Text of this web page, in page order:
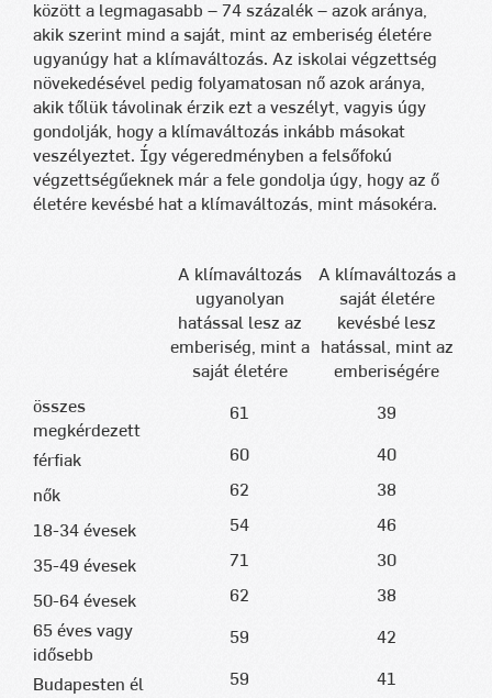
között a legmagasabb – 74 százalék – azok aránya,
akik szerint mind a saját, mint az emberiség életére
ugyanúgy hat a klímaváltozás. Az iskolai végzettség
növekedésével pedig folyamatosan nő azok aránya,
akik tőlük távolinak érzik ezt a veszélyt, vagyis úgy
gondolják, hogy a klímaváltozás inkább másokat
veszélyeztet. Így végeredményben a felsőfokú
végzettségűeknek már a fele gondolja úgy, hogy az ő
életére kevésbé hat a klímaváltozás, mint másokéra.
A klímaváltozás
ugyanolyan
hatással lesz az
emberiség, mint a
saját életére
A klímaváltozás a
saját életére
kevésbé lesz
hatással, mint az
emberiségére
összes
megkérdezett
61 39
férfiak 60 40
nők 62 38
18-34 évesek 54 46
35-49 évesek 71 30
50-64 évesek 62
38
65 éves vagy
idősebb
59 42
Budapesten él 59
41